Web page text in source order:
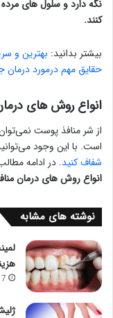
نگه دارد و سلول های
کنند.
بیشتر بدانید:
حقایق مهم درمورد
انواع روش های
از شر منافذ پوست
است. با این وجود
شفاف کنید. در ادامه
انواع روش های درمان
نوشته های مشابه
7 روز پیش